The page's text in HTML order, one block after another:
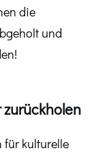
die
und
zurückholen
für kulturelle